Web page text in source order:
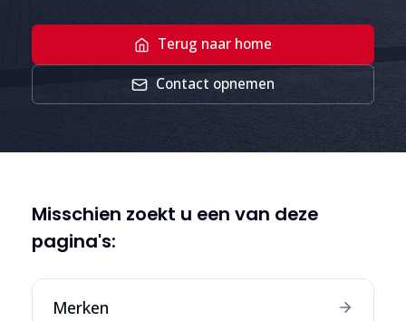
Terug naar home
Contact opnemen
Misschien zoekt u een van deze
pagina's:
Merken